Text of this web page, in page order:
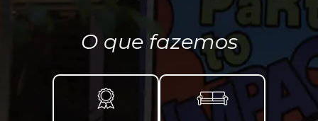
O que fazemos